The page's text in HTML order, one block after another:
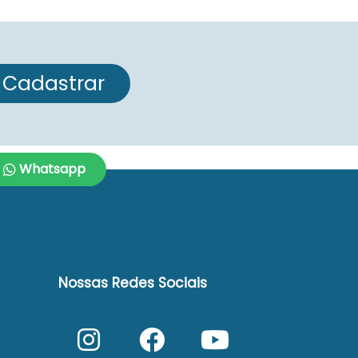
ou terceiros, com referência ao imóvel e ao
Cadastrar
Whatsapp
Nossas Redes Sociais